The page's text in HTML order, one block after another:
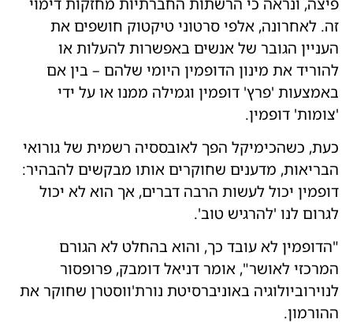
זה. לאחרונה, אלפי סרטוני טיקטוק חושפים את
העניין הגובר של אנשים באפשרות להעלות או
להוריד את מינון הדופמין היומי שלהם – בין אם
באמצעות 'פרץ' דופמין וגמילה ממנו או על ידי
'צומות' דופמין.
כעת, כשהכימיקל הפך לאובססיה רשמית של גורואי
הבריאות, מדענים שחוקרים אותו מבקשים להבהיר:
דופמין יכול לעשות הרבה דברים, אך הוא לא יכול
לגרום לנו 'להרגיש טוב'.
"הדופמין לא עובד כך, והוא בהחלט לא הגורם
המרכזי לאושר", אומר דניאל דומבק, פרופסור
לנוירוביולוגיה באוניברסיטת נורת'ווסטרן שחוקר את
ההורמון.